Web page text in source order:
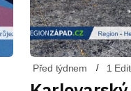
Před týdnem 1